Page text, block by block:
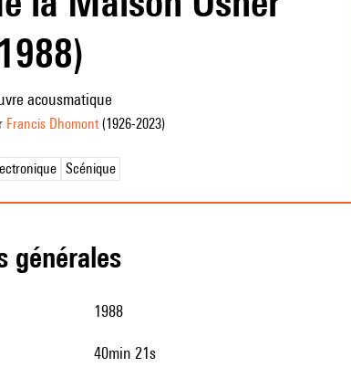
acousmatique
Francis Dhomont(1926-2023)
Scénique
générales
1988
40min 21s